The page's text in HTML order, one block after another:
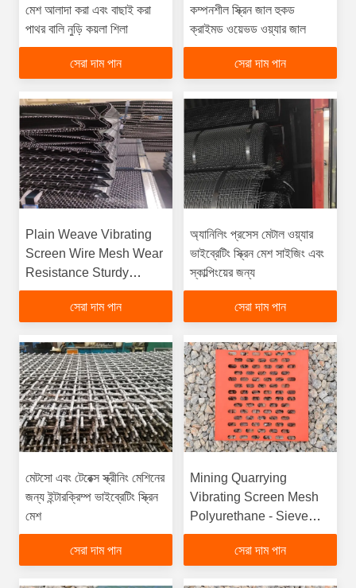
মেশ আলাদা করা এবং বাছাই করা
পাথর বালি নুড়ি কয়লা শিলা
সেরা দাম পান
কম্পনশীল স্ক্রিন জাল হুকড
ক্রাইমড ওয়েভড ওয়্যার জাল
সেরা দাম পান
Plain Weave Vibrating
Screen Wire Mesh Wear
Resistance Sturdy
Construction
সেরা দাম পান
অ্যানিলিং প্রসেস মেটাল ওয়্যার
ভাইব্রেটিং স্ক্রিন মেশ সাইজিং এবং
স্কাল্পিংয়ের জন্য
সেরা দাম পান
মেটসো এবং টেরেক্স স্ক্রীনিং মেশিনের
জন্য ইন্টারক্রিম্প ভাইব্রেটিং স্ক্রিন
মেশ
সেরা দাম পান
Mining Quarrying
Vibrating Screen Mesh
Polyurethane - Sieve
Panels
সেরা দাম পান